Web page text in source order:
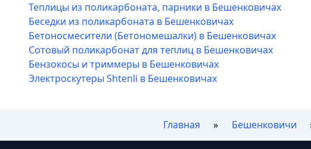
Теплицы из поликарбоната, парники в Бешенковичах
Беседки из поликарбоната в Бешенковичах
Бетоносмесители (Бетономешалки) в Бешенковичах
Сотовый поликарбонат для теплиц в Бешенковичах
Бензокосы и триммеры в Бешенковичах
Электроскутеры Shtenli в Бешенковичах
Главная Бешенковичи